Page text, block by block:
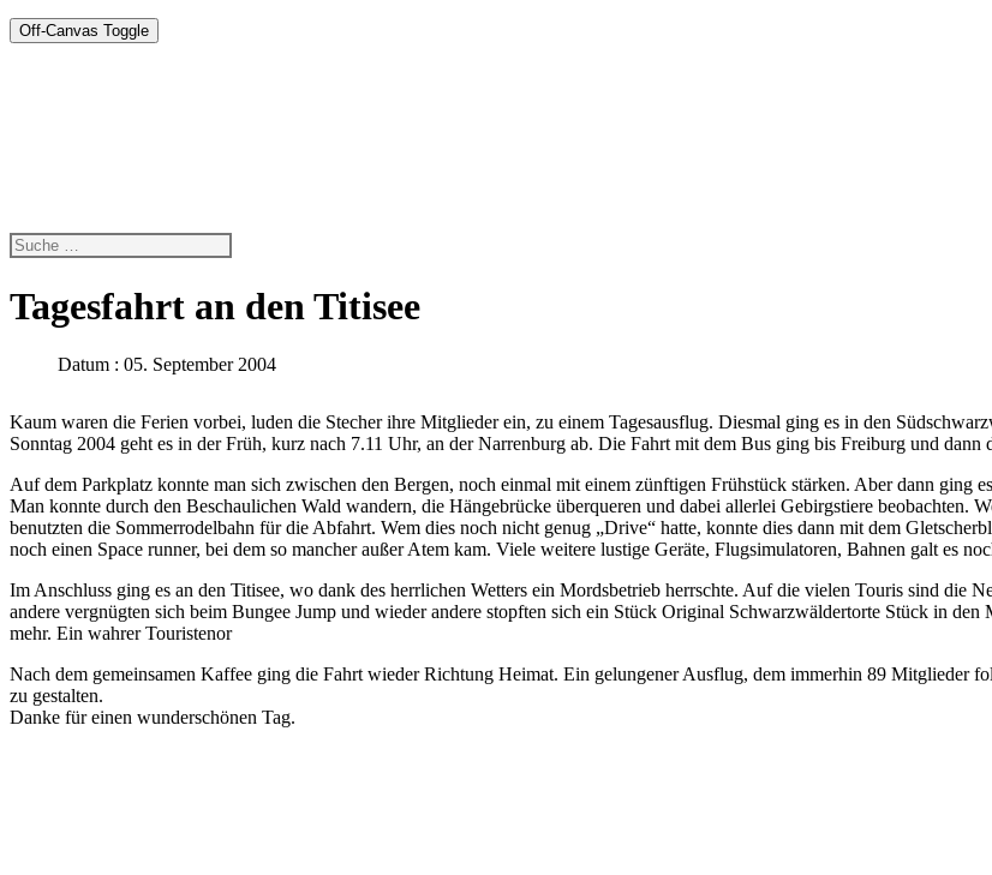
Off-Canvas Toggle
Tagesfahrt an den Titisee
Datum : 05. September 2004
Kaum waren die Ferien vorbei, luden die Stecher ihre Mitglieder ein, zu einem Tagesausflug. Diesmal ging es in den
Sonntag 2004 geht es in der Früh, kurz nach 7.11 Uhr, an der Narrenburg ab. Die Fahrt mit dem Bus ging bis Freiburg und
Auf dem Parkplatz konnte man sich zwischen den Bergen, noch einmal mit einem zünftigen Frühstück stärken. Aber dann ging
Man konnte durch den Beschaulichen Wald wandern, die Hängebrücke überqueren und dabei allerlei Gebirgstiere beobachten.
benutzten die Sommerrodelbahn für die Abfahrt. Wem dies noch nicht genug „Drive“ hatte, konnte dies dann mit dem
noch einen Space runner, bei dem so mancher außer Atem kam. Viele weitere lustige Geräte, Flugsimulatoren, Bahnen galt es
Im Anschluss ging es an den Titisee, wo dank des herrlichen Wetters ein Mordsbetrieb herrschte. Auf die vielen Touris sind die
andere vergnügten sich beim Bungee Jump und wieder andere stopften sich ein Stück Original Schwarzwäldertorte Stück in
mehr. Ein wahrer Touristenor
Nach dem gemeinsamen Kaffee ging die Fahrt wieder Richtung Heimat. Ein gelungener Ausflug, dem immerhin 89 Mitglieder
zu gestalten.
Danke für einen wunderschönen Tag.